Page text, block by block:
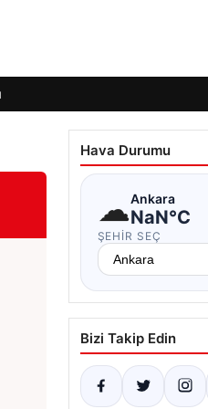
Hava Durumu
☁Ankara
NaN°C
ŞEHIR SEÇ
Bizi Takip Edin